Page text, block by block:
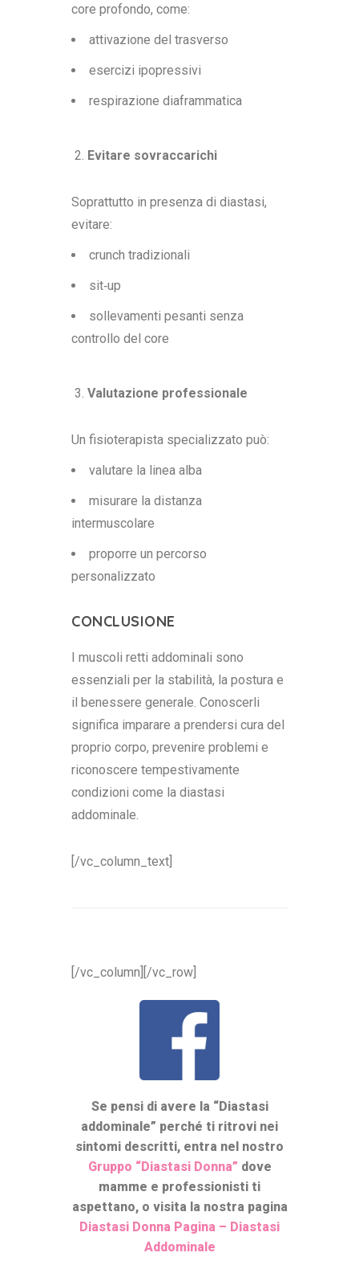
core profondo, come:
attivazione del trasverso
esercizi ipopressivi
respirazione diaframmatica
Evitare sovraccarichi
Soprattutto in presenza di diastasi,
evitare:
crunch tradizionali
sit‑up
sollevamenti pesanti senza
controllo del core
Valutazione professionale
Un fisioterapista specializzato può:
valutare la linea alba
misurare la distanza
intermuscolare
proporre un percorso
personalizzato
CONCLUSIONE
I muscoli retti addominali sono
essenziali per la stabilità, la postura e
il benessere generale. Conoscerli
significa imparare a prendersi cura del
proprio corpo, prevenire problemi e
riconoscere tempestivamente
condizioni come la diastasi
addominale.
[/vc_column_text]
[/vc_column][/vc_row]
Se pensi di avere la “Diastasi
addominale” perché ti ritrovi nei
sintomi descritti, entra nel nostro
Gruppo “Diastasi Donna” dove
mamme e professionisti ti
aspettano, o visita la nostra pagina
Diastasi Donna Pagina – Diastasi
Addominale